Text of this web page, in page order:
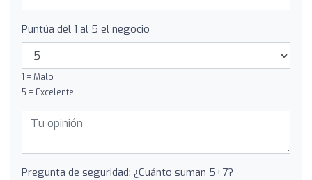
Puntúa del 1 al 5 el negocio
1 = Malo
5 = Excelente
Pregunta de seguridad: ¿Cuánto suman 5+7?